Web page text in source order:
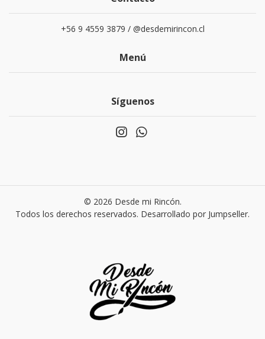
+56 9 4559 3879 / @desdemirincon.cl
Menú
Síguenos
© 2026 Desde mi Rincón.
Todos los derechos reservados. Desarrollado por Jumpseller.